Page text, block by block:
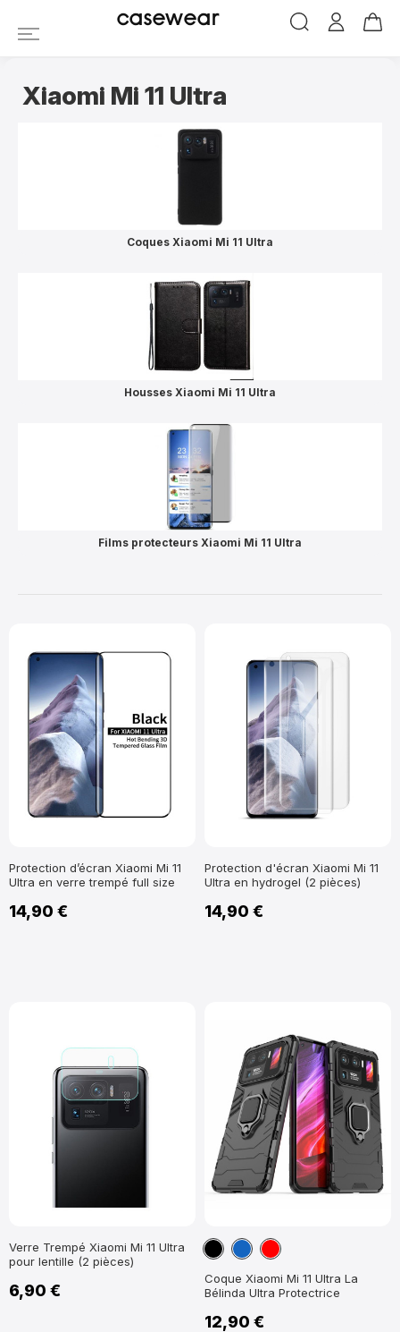
Coques et
casewear
Xiaomi Mi 11 Ultra
Coques Xiaomi Mi 11 Ultra
Housses Xiaomi Mi 11 Ultra
Films protecteurs Xiaomi Mi 11 Ultra
Protection d’écran Xiaomi Mi 11
Ultra en verre trempé full size
14,90 €
Protection d'écran Xiaomi Mi 11
Ultra en hydrogel (2 pièces)
14,90 €
Verre Trempé Xiaomi Mi 11 Ultra
pour lentille (2 pièces)
6,90 €
NoirBleuRouge
Coque Xiaomi Mi 11 Ultra La
Bélinda Ultra Protectrice
12,90 €